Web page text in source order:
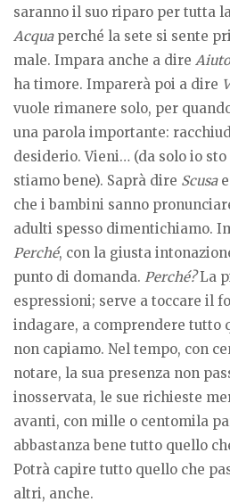
saranno il suo riparo per tutta
Acquaperché la sete si sente
male. Impara anche a dire Aiuto
ha timore. Imparerà poi a dire
vuole rimanere solo, per
una parola importante:
desiderio. Vieni… (da solo io
stiamo bene). Saprà dire Scusae
che i bambini sanno
adulti spesso dimentichiamo.
Perché, con la giusta
punto di domanda. Perché?La
espressioni; serve a toccare il
indagare, a comprendere tutto
non capiamo. Nel tempo, con
notare, la sua presenza non
inosservata, le sue richieste
avanti, con mille o centomila
abbastanza bene tutto quello
Potrà capire tutto quello che
altri, anche.